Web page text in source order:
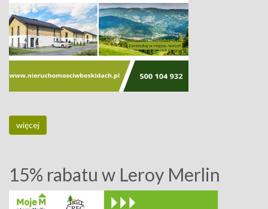
więcej
15% rabatu w Leroy Merlin